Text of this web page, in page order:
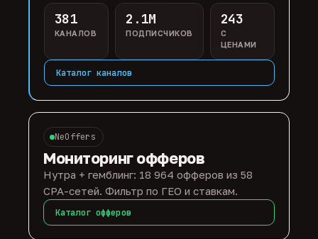
381
КАНАЛОВ
2.1M
ПОДПИСЧИКОВ
243
С
ЦЕНАМИ
Каталог каналов
NeOffers
Мониторинг офферов
Нутра + гемблинг: 18 964 офферов из 58
CPA-сетей. Фильтр по ГЕО и ставкам.
Каталог офферов